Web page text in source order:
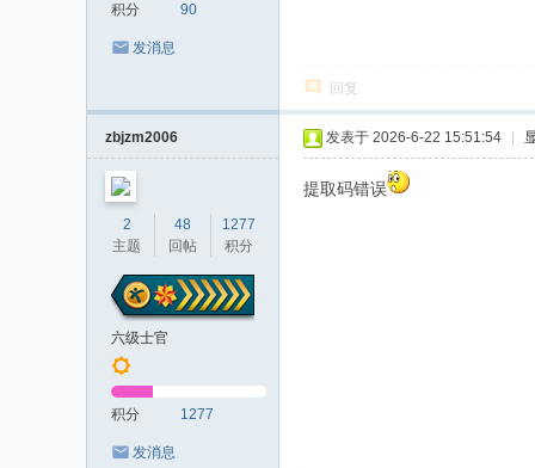
积分 90
发消息
回复
zbjzm2006
2
主题
48
回帖
1277
积分
六级士官
积分 1277
发消息
发表于 2026-6-22 15:51:54
提取码错误